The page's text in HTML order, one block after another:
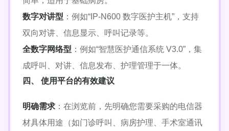
数字对讲型 ：例如“IP-N600 数字医护主机”，支持
双向对讲、信息显示、呼叫记录等。
全数字网络型 ：例如“智慧医护通信系统 V3.0”，集
成呼叫、对讲、信息发布、护理管理于一体。
四、 使用平台的有效建议
明确需求 ：在浏览前，先明确您需要采购的电信器
材具体用途（如门诊呼叫、病房护理、手术室通讯